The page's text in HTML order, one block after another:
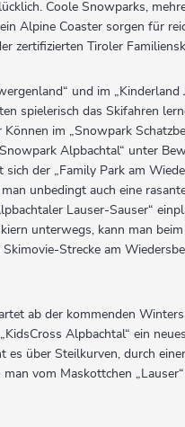
Coole Snowparks,
Alpine Coaster sorgen für
zertifizierten Tiroler
und im „Kinderland
spielerisch das Skifahren
im „Snowpark
Alpbachtal“ unter
sich der „Family Park am
unbedingt auch eine
Lauser-Sauser“
unterwegs, kann man beim
Skimovie-Strecke am
ab der kommenden
Alpbachtal“ ein
es über Steilkurven, durch
vom Maskottchen